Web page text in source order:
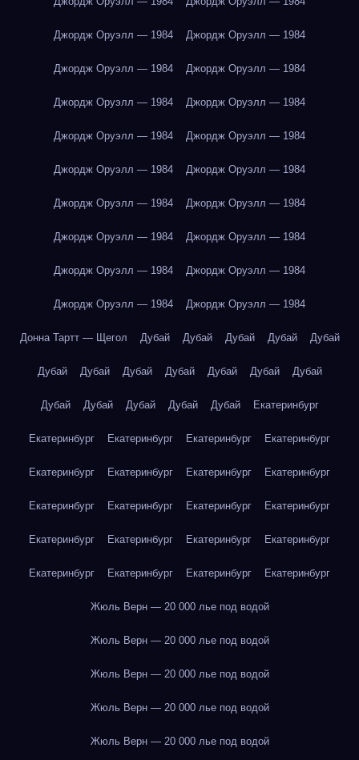
Джордж Оруэлл — 1984 Джордж Оруэлл — 1984
Джордж Оруэлл — 1984 Джордж Оруэлл — 1984
Джордж Оруэлл — 1984 Джордж Оруэлл — 1984
Джордж Оруэлл — 1984 Джордж Оруэлл — 1984
Джордж Оруэлл — 1984 Джордж Оруэлл — 1984
Джордж Оруэлл — 1984 Джордж Оруэлл — 1984
Джордж Оруэлл — 1984 Джордж Оруэлл — 1984
Джордж Оруэлл — 1984 Джордж Оруэлл — 1984
Джордж Оруэлл — 1984 Джордж Оруэлл — 1984
Донна Тартт — Щегол Дубай Дубай Дубай Дубай Дубай
Дубай Дубай Дубай Дубай Дубай Дубай Дубай
Дубай Дубай Дубай Дубай Дубай Екатеринбург
Екатеринбург Екатеринбург Екатеринбург Екатеринбург
Екатеринбург Екатеринбург Екатеринбург Екатеринбург
Екатеринбург Екатеринбург Екатеринбург Екатеринбург
Екатеринбург Екатеринбург Екатеринбург Екатеринбург
Екатеринбург Екатеринбург Екатеринбург Екатеринбург
Жюль Верн — 20 000 лье под водой
Жюль Верн — 20 000 лье под водой
Жюль Верн — 20 000 лье под водой
Жюль Верн — 20 000 лье под водой
Жюль Верн — 20 000 лье под водой